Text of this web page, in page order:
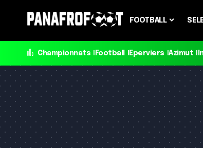
FOOTBALL
Championnats Football Eperviers Azimut